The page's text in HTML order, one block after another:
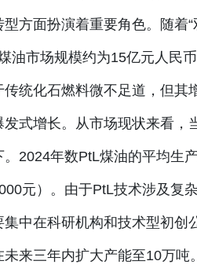
方面扮演着重要角色。随着
油市场规模约为15亿元人民
传统化石燃料微不足道，但
式增长。从市场现状来看，
。2024年数PtL煤油的平均
元）。由于PtL技术涉及复
集中在科研机构和技术型初
未来三年内扩大产能至10万